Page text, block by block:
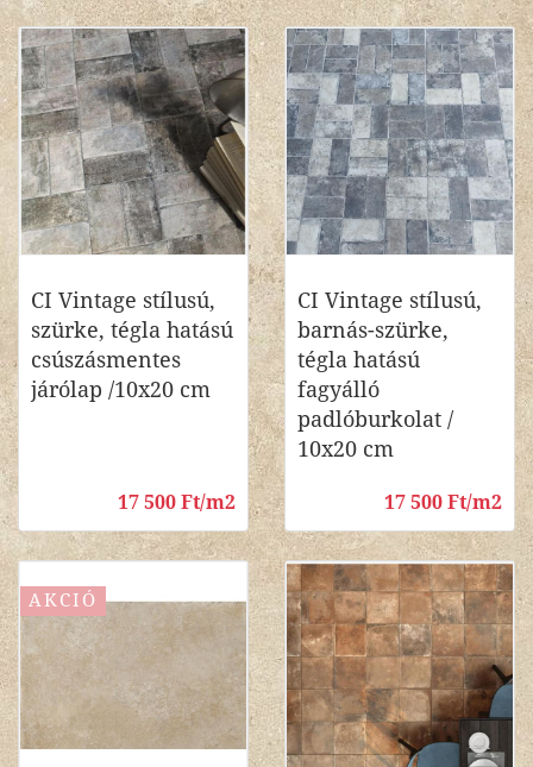
CI Vintage stílusú,
szürke, tégla hatású
csúszásmentes
járólap /10x20 cm
17 500 Ft/m2
CI Vintage stílusú,
barnás-szürke,
tégla hatású
fagyálló
padlóburkolat /
10x20 cm
17 500 Ft/m2
AKCIÓ